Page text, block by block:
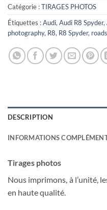
Catégorie :TIRAGES PHOTOS
Étiquettes :Audi, Audi R8 Spyder,
photography, R8, R8 Spyder,
DESCRIPTION
INFORMATIONS
Tirages photos
Nous imprimons, à l’unité,
en haute qualité.